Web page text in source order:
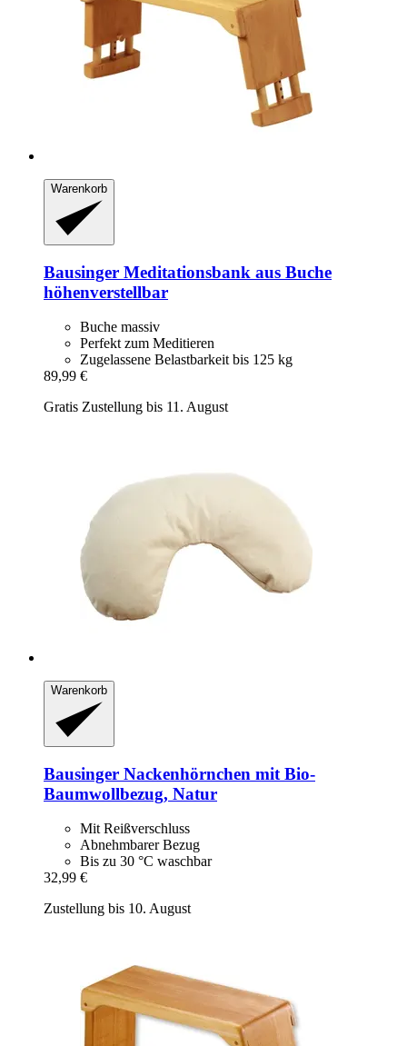
Warenkorb
Bausinger Meditationsbank aus Buche
höhenverstellbar
Buche massiv
Perfekt zum Meditieren
Zugelassene Belastbarkeit bis 125 kg
89,99 €
Gratis Zustellung bis 11. August
Warenkorb
Bausinger Nackenhörnchen mit Bio-​
Baumwollbezug, Natur
Mit Reißverschluss
Abnehmbarer Bezug
Bis zu 30 °C waschbar
32,99 €
Zustellung bis 10. August